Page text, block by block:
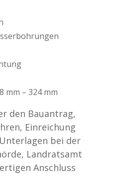
mm – 324 mm
den Bauantrag,
Einreichung
bei der
Landratsamt
Anschluss